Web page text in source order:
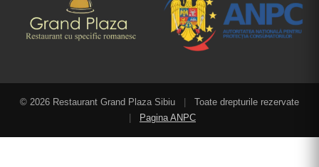
© 2026 Restaurant Grand Plaza Sibiu |
Toate drepturile rezervate
|
Pagina ANPC